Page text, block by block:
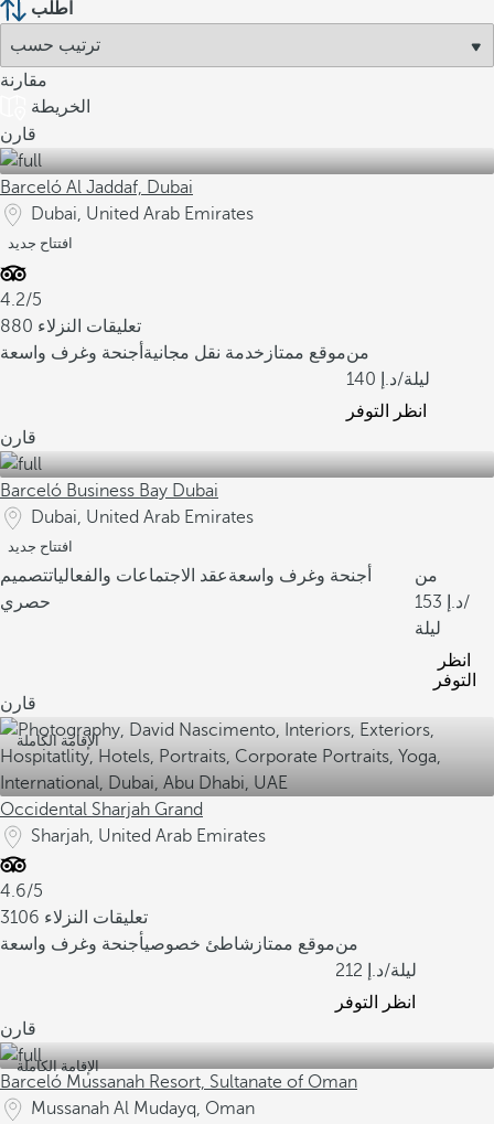
اطلب
مقارنة
الخريطة
قارن
Barceló Al Jaddaf, Dubai
Dubai, United Arab Emirates
افتتاح جديد
4.2/5
880 تعليقات النزلاء
موقع ممتاز خدمة نقل مجانية أجنحة وغرف واسعة
من
140
/ليلة
انظر التوفر
قارن
Barceló Business Bay Dubai
Dubai, United Arab Emirates
افتتاح جديد
أجنحة وغرف واسعةعقد الاجتماعات والفعالياتتصميم
حصري
من
153
/
ليلة
انظر
التوفر
قارن
الإقامة الكاملة
Occidental Sharjah Grand
Sharjah, United Arab Emirates
4.6/5
3106 تعليقات النزلاء
موقع ممتاز شاطئ خصوصيأجنحة وغرف واسعة
من
212
/ليلة
انظر التوفر
قارن
الإقامة الكاملة
Barceló Mussanah Resort, Sultanate of Oman
Mussanah Al Mudayq, Oman